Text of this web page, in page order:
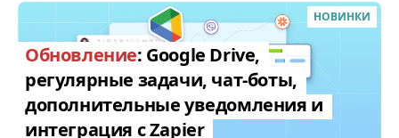
НОВИНКИ
Обновление: Google Drive,
регулярные задачи, чат-боты,
дополнительные уведомления и
интеграция с Zapier